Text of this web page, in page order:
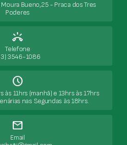
Moura Bueno,25 - Praca dos Tres
Poderes
ring_volume
Telefone
3546-1086
Schedule
às 11hrs (manhã) e 13hrs às 17hrs
nas Segundas às 18hrs.
mail
Email